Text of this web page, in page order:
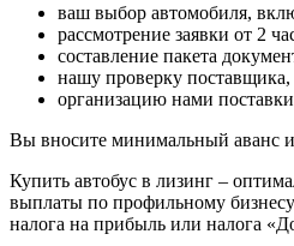
ваш выбор автомобиля,
рассмотрение заявки от 2
составление пакета
нашу проверку поставщика,
организацию нами
Вы вносите минимальный аванс и
Купить автобус в лизинг –
выплаты по профильному
налога на прибыль или налога